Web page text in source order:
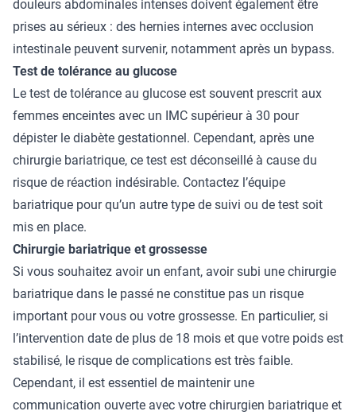
douleurs abdominales intenses doivent également être
prises au sérieux : des hernies internes avec occlusion
intestinale peuvent survenir, notamment après un bypass.
Test de tolérance au glucose
Le test de tolérance au glucose est souvent prescrit aux
femmes enceintes avec un IMC supérieur à 30 pour
dépister le diabète gestationnel. Cependant, après une
chirurgie bariatrique, ce test est déconseillé à cause du
risque de réaction indésirable. Contactez l’équipe
bariatrique pour qu’un autre type de suivi ou de test soit
mis en place.
Chirurgie bariatrique et grossesse
Si vous souhaitez avoir un enfant, avoir subi une chirurgie
bariatrique dans le passé ne constitue pas un risque
important pour vous ou votre grossesse. En particulier, si
l’intervention date de plus de 18 mois et que votre poids est
stabilisé, le risque de complications est très faible.
Cependant, il est essentiel de maintenir une
communication ouverte avec votre chirurgien bariatrique et